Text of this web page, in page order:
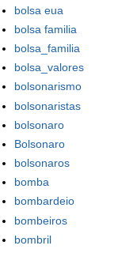
bolsa eua
bolsa familia
bolsa_familia
bolsa_valores
bolsonarismo
bolsonaristas
bolsonaro
Bolsonaro
bolsonaros
bomba
bombardeio
bombeiros
bombril